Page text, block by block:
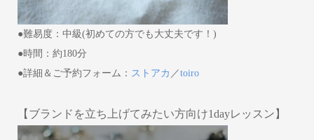
●難易度：中級(初めての方でも大丈夫です！)
●時間：約180分
●詳細＆ご予約フォーム： ストアカ ／toiro
【ブランドを立ち上げてみたい方向け1dayレッスン】